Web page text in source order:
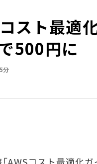
スト最適
500円に
分